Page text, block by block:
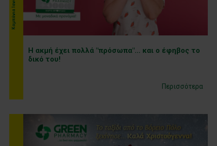
Η ακμή έχει πολλά "πρόσωπα"... και ο έφηβος το
δικό του!
Περισσότερα